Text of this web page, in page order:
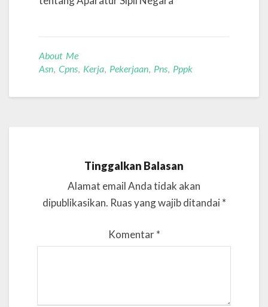
About Me
Asn Cpns Kerja Pekerjaan Pns Pppk
Tinggalkan Balasan
Alamat email Anda tidak akan
dipublikasikan. Ruas yang wajib ditandai*
Komentar*